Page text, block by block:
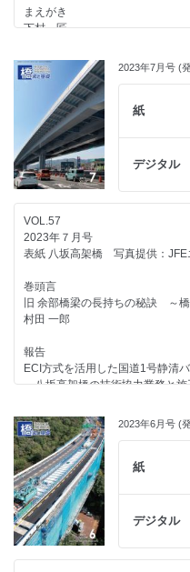
広告企画
ST式T型ストッパー東京ファブリ
LIBRA工法（株）横山基礎工事
外国語豆知識
体感温度（apparent temperature
編集後記
小坂 崇
島野 孝則
浮世絵を彩った橋
第19回 新町橋・四ツ橋
紅林 章央
ひろば
令和４年度「プレストレストコン
鈴木 宣政
「これだけは知っておきたい 橋
本間 淳史
書評 「東京の美しいドボク鑑賞
『鉄道高架橋デザイン』が日本鉄
友竹 幸治
モニターより
「橋梁と基礎」8月特別号を読んで
日常生活の中のヤード・ポンド
石塚 敬之
広告企画
カプセルホウ・パイラ［BSタイ
横山基礎工事
編集後記
まえがき
下村 匠
口 絵
多々羅大橋
１章 自然災害の歴史
復興橋梁ニ学ベ
紅林 章央
来る災害に備えたレジリエントな
田端 憲太郎
過去の震災経験と橋梁の耐震設計
運上 茂樹
山田 均
特集グラビア
２章 自然災害からの復旧・復興
阪神高速道路の阪神・淡路大震
私の経験した鉄道橋の震災と復
石橋 忠良
2016年熊本地震で被災した道路橋
─ 地盤変状が橋の性能に及ぼす影
星隈 順一/西田 秀明
2019年台風 19号の被害と被災橋
2023年7月号 (
紙
デジタル
VOL.57
2023年７月号
表紙 八坂高架橋 写真提供：JFE
巻頭言
旧 余部橋梁の長持ちの秘訣 ～
村田 一郎
報告
ECI方式を活用した国道1号静清
─ 八坂高架橋の技術協力業務と
鋼中路式アーチ橋の構造改変を
─ 干支大橋 ─
川口 浩平/板垣 定範/長友 菜穂/
グラビアカラー
池ヶ谷川橋（下り線）
報告
１車線規制下での鋼橋の床版取
2023年6月号 (
紙
デジタル